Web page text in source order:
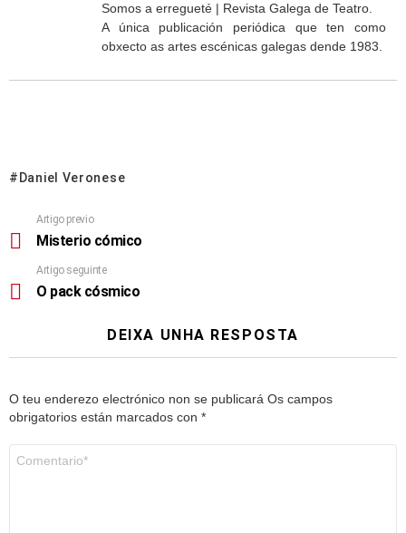
Somos a erregueté | Revista Galega de Teatro.
A única publicación periódica que ten como
obxecto as artes escénicas galegas dende 1983.
Daniel Veronese
Artigo previo
Misterio cómico
Artigo seguinte
O pack cósmico
DEIXA UNHA RESPOSTA
O teu enderezo electrónico non se publicará Os campos
obrigatorios están marcados con *